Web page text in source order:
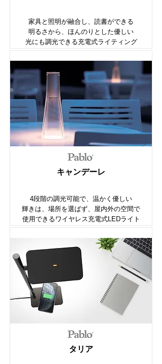
家具と照明が融合し、読書ができる
明るさから、ほんのりとした優しい
光にも調光できる充電式ライティング
​キャンデーレ
4段階の​調光可能で、温かく優しい
輝きは、場所を選ばず、屋内外の空間で
使用できるワイヤレス充電式LEDライト
​タリア